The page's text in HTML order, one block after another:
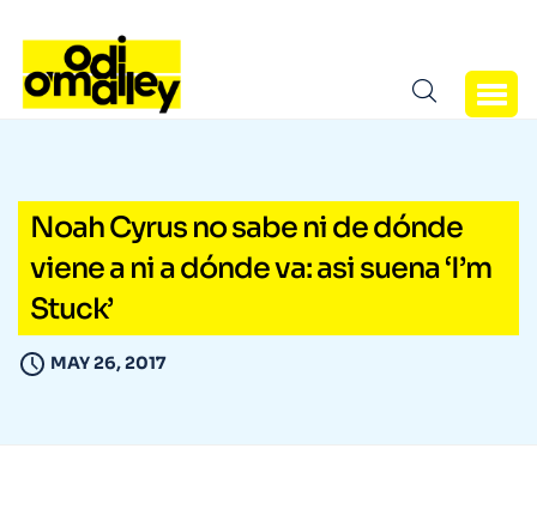
Noah Cyrus no sabe ni de dónde
viene a ni a dónde va: asi suena ‘I’m
Stuck’
MAY 26, 2017